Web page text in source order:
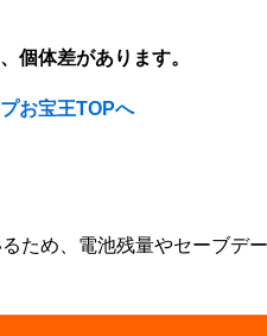
個体差があります。
お宝王TOPへ
め、電池残量やセーブデ